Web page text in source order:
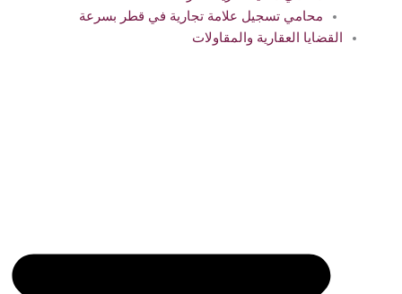
محامي تسجيل علامة تجارية في قطر بسرعة
القضايا العقارية والمقاولات